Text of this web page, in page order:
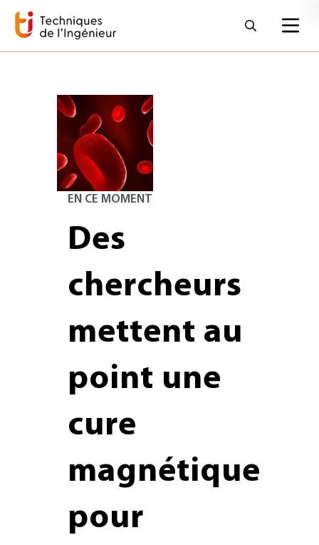
EN CE MOMENT
Des
chercheurs
mettent au
point une
cure
magnétique
pour